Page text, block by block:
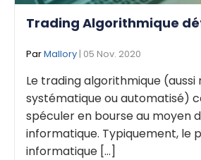
Trading Algorithmique
ParMallory | 05 Nov. 2020
Le trading algorithmique
systématique ou automatisé)
spéculer en bourse au moyen
informatique. Typiquement, le
informatique [...]